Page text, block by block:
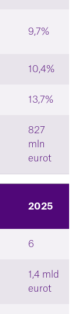
9,7%
10,4%
13,7%
827
mln
eurot
2025
6
1,4 mld
eurot